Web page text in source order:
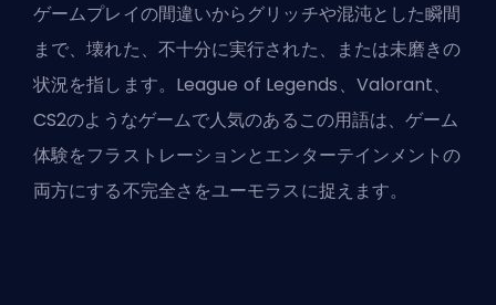
ゲームプレイの間違いからグリッチや混沌とした瞬間
まで、壊れた、不十分に実行された、または未磨きの
状況を指します。League of Legends、Valorant、
CS2のようなゲームで人気のあるこの用語は、ゲーム
体験をフラストレーションとエンターテインメントの
両方にする不完全さをユーモラスに捉えます。